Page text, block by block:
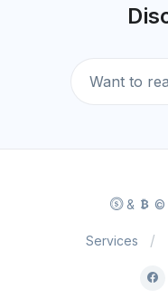
Want to
& ©
Services